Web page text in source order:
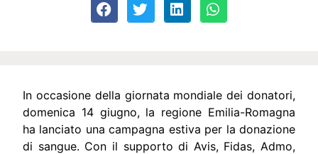
In occasione della giornata mondiale dei donatori,
domenica 14 giugno, la regione Emilia-Romagna
ha lanciato una campagna estiva per la donazione
di sangue. Con il supporto di Avis, Fidas, Admo,